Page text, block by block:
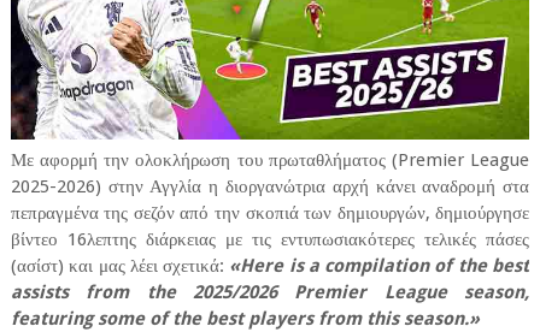
Με αφορμή την ολοκλήρωση του πρωταθλήματος (Premier League
2025-2026) στην Αγγλία η διοργανώτρια αρχή κάνει αναδρομή στα
πεπραγμένα της σεζόν από την σκοπιά των δημιουργών, δημιούργησε
βίντεο 16λεπτης διάρκειας με τις εντυπωσιακότερες τελικές πάσες
(ασίστ) και μας λέει σχετικά: «Here is a compilation of the best
assists from the 2025/2026 Premier League season,
featuring some of the best players from this season.»